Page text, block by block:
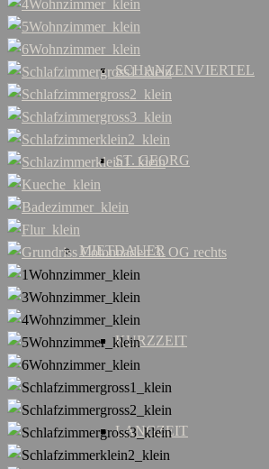
SCHANZENVIERTEL
ST. GEORG
MIETDAUER
KURZZEIT
LANGZEIT